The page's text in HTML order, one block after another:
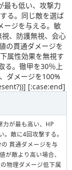
も低い、攻撃力
る。同じ敵を選ば
ージを与える。敏
、防護無視、会心
の貫通ダメージを
属性効果を無視す
る。徹甲を30％上
ダメージを100%
[:case:end]
力が最も高い、HP
。敵に4回攻撃する。
貫通ダメージを与
が敵より高い場合、
物理ダメージ低下属